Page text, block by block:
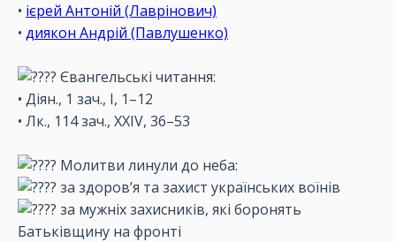
• ієрей Антоній (Лаврінович)
• диякон Андрій (Павлушенко)
Євангельські читання:
• Діян., 1 зач., І, 1–12
• Лк., 114 зач., XXIV, 36–53
Молитви линули до неба:
за здоров’я та захист українських воїнів
за мужніх захисників, які боронять
Батьківщину на фронті